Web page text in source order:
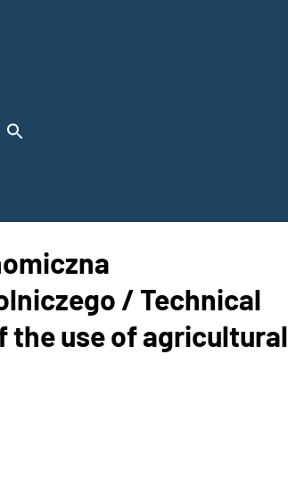
/ Technical
the use of agricultural